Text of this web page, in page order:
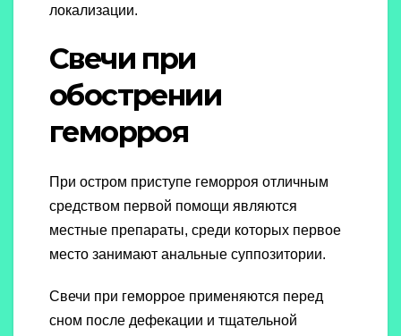
локализации.
Свечи при
обострении
геморроя
При остром приступе геморроя отличным
средством первой помощи являются
местные препараты, среди которых первое
место занимают анальные суппозитории.
Свечи при геморрое применяются перед
сном после дефекации и тщательной